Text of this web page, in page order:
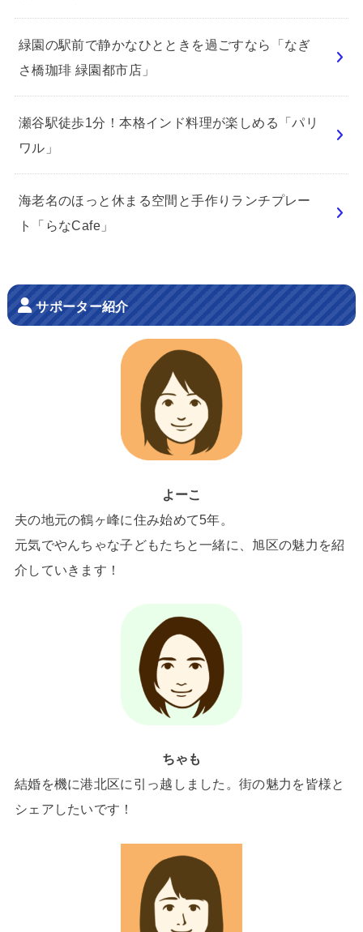
緑園の駅前で静かなひとときを過ごすなら「なぎ
さ橋珈琲 緑園都市店」
瀬谷駅徒歩1分！本格インド料理が楽しめる「パリ
ワル」
海老名のほっと休まる空間と手作りランチプレー
ト「らなCafe」
サポーター紹介
よーこ
夫の地元の鶴ヶ峰に住み始めて5年。
元気でやんちゃな子どもたちと一緒に、旭区の魅力を紹
介していきます！
ちゃも
結婚を機に港北区に引っ越しました。街の魅力を皆様と
シェアしたいです！